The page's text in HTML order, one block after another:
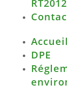
RT2012
Accueil
DPE